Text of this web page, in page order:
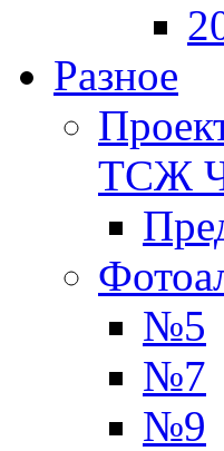
Разное
ТСЖ
№5
№7
№9